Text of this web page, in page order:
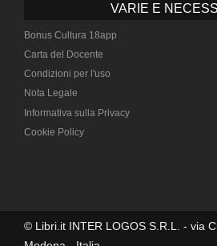
VARIE E
Bonus Cultura 18app
Carta del Docente
Condizioni per l'uso
Nota Legale
Informativa sulla Privacy
Cookie Policy
© Libri.it INTER LOGOS S.R.L. - via